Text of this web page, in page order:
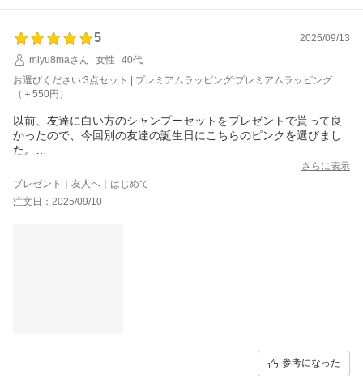
5
2025/09/13
miyu8maさん
女性
40代
お選びください:3点セット | プレミアムラッピング:プレミアムラッピング
（＋550円）
以前、友達に白い方のシャンプーセットをプレゼントで貰って良
かったので、今回別の友達の誕生日にこちらのピンクを選びまし
た。
過去のレビューでラッピングがボロカス言われていて不安でした
が、改善されたようでとても綺麗で良かったです。
さらに表示
プレゼント｜友人へ｜はじめて
注文日：2025/09/10
参考になった